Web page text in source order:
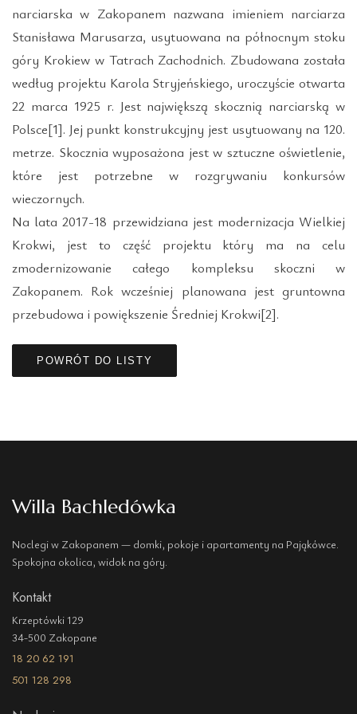
narciarska w Zakopanem nazwana imieniem narciarza
Stanisława Marusarza, usytuowana na północnym stoku
góry Krokiew w Tatrach Zachodnich. Zbudowana została
według projektu Karola Stryjeńskiego, uroczyście otwarta
22 marca 1925 r. Jest największą skocznią narciarską w
Polsce[1]. Jej punkt konstrukcyjny jest usytuowany na 120.
metrze. Skocznia wyposażona jest w sztuczne oświetlenie,
które jest potrzebne w rozgrywaniu konkursów
wieczornych.
Na lata 2017-18 przewidziana jest modernizacja Wielkiej
Krokwi, jest to część projektu który ma na celu
zmodernizowanie całego kompleksu skoczni w
Zakopanem. Rok wcześniej planowana jest gruntowna
przebudowa i powiększenie Średniej Krokwi[2].
POWRÓT DO LISTY
Willa Bachledówka
Noclegi w Zakopanem — domki, pokoje i apartamenty na Pająkówce.
Spokojna okolica, widok na góry.
Kontakt
Krzeptówki 129
34-500 Zakopane
18 20 62 191
501 128 298